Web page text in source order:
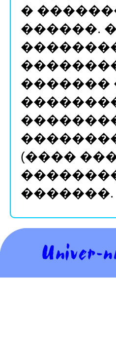
�
������.
�������
(����
�������.